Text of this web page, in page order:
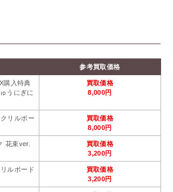
参考買取価格
購入特典
うにぎに
買取価格
8,000円
リルボー
買取価格
8,000円
花束ver.
買取価格
3,200円
ルボード
買取価格
3,200円